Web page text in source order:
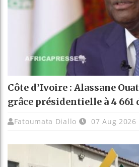
Côte d’Ivoire : Alassane
grâce présidentielle à 4 661
Fatoumata Diallo 07 Aug 2026